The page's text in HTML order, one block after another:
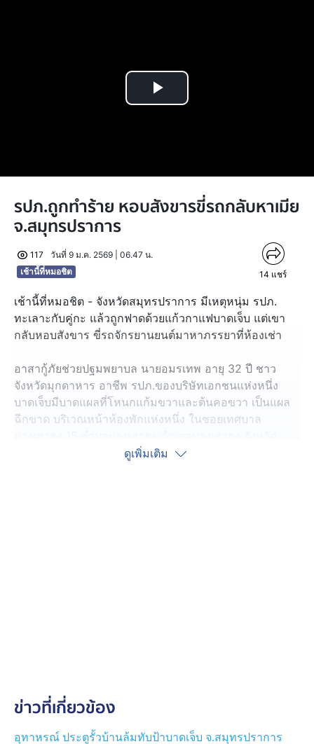
Play
รปภ.ถูกทำร้าย หอบสังขารขี่รถกลับหาเมีย
จ.สมุทรปราการ
117
วันที่ 9 ม.ค. 2569 | 06.47 น.
เช้านี้ที่หมอชิต
14 แชร์
เช้านี้ที่หมอชิต - จังหวัดสมุทรปราการ มีเหตุหนุ่ม รปภ.
ทะเลาะกับคู่กะ แล้วถูกฟาดด้วยแก้วกาแฟบาดเจ็บ แต่เขา
กลับหอบสังขาร ขี่รถจักรยานยนต์มาหาภรรยาที่ห้องเช่า
อาสากู้ภัยช่วยปฐมพยาบล นายอมรเทพ อายุ 32 ปี ชาว
จังหวัดมุกดาหาร อาชีพ รปภ.ของบริษัทเอกชนแห่งหนึ่ง
บาดเจ็บมีบาดแผลที่โหนกแก้มขวาและต้นคอขวา เป็นแผล
ฉีกขาด บริเวณหน้าห้องพักแห่งหนึ่ง ในซอยเทศบาล
สมุทรปราการ เวลา 19.30 น. คืนที่ผ่านมา
ดูเพิ่มเติม
ข่าวที่เกี่ยวข้อง
อุทาหรณ์ ประตูรั้วบ้านล้มทับป้าบาดเจ็บ จ.สมุทรปราการ